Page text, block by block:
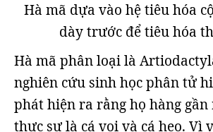
Hà mã dựa vào hệ tiêu hóa
dày trước để tiêu hóa
Hà mã phân loại là
nghiên cứu sinh học phân tử
phát hiện ra rằng họ hàng gần
thực sự là cá voi và cá heo. Vì